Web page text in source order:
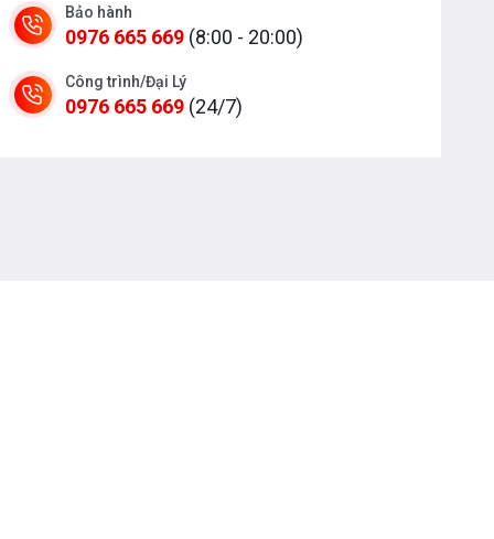
Bảo hành
0976 665 669 (8:00 - 20:00)
Công trình/Đại Lý
0976 665 669 (24/7)